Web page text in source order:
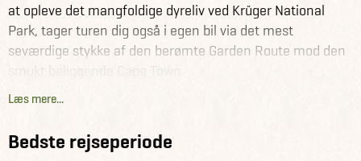
at opleve det mangfoldige dyreliv ved Krüger National
Park, tager turen dig også i egen bil via det mest
seværdige stykke af den berømte Garden Route mod den
smukt beliggende Cape Town.
Garden Route for en stund, idet ruten fører dig længere
ind i landet på den smukke landevej R62. Her oplever du
Læs mere...
Bedste rejseperiode